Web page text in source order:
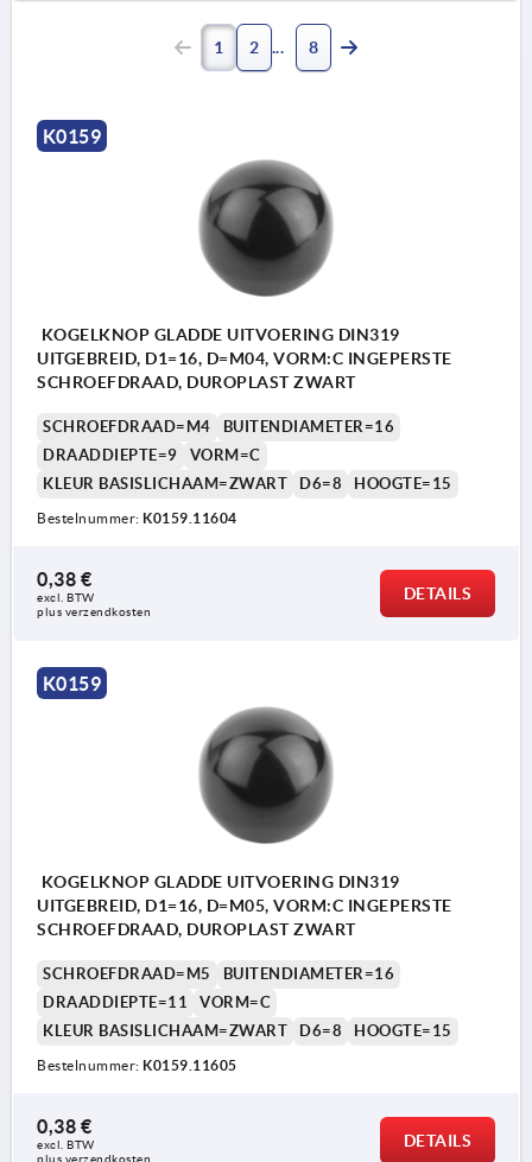
Vorm C: ingeperste schroefdraad
Vorm L: klemhuls
Vorm M: conische boring
1 2 8
K0159
KOGELKNOP GLADDE UITVOERING DIN319
UITGEBREID, D1=16, D=M04, VORM:C INGEPERSTE
SCHROEFDRAAD, DUROPLAST ZWART
SCHROEFDRAAD=M4
BUITENDIAMETER=16
DRAADDIEPTE=9
VORM=C
KLEUR BASISLICHAAM=ZWART
D6=8 HOOGTE=15
Bestelnummer: K0159.11604
0,38 €
excl. BTW
plus verzendkosten
DETAILS
K0159
KOGELKNOP GLADDE UITVOERING DIN319
UITGEBREID, D1=16, D=M05, VORM:C INGEPERSTE
SCHROEFDRAAD, DUROPLAST ZWART
SCHROEFDRAAD=M5
BUITENDIAMETER=16
DRAADDIEPTE=11
VORM=C
KLEUR BASISLICHAAM=ZWART
D6=8 HOOGTE=15
Bestelnummer: K0159.11605
0,38 €
excl. BTW
plus verzendkosten
DETAILS